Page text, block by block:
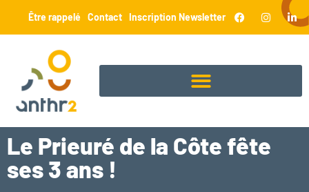
Être rappelé Contact Inscription Newsletter
Le Prieuré de la Côte fête
ses 3 ans !